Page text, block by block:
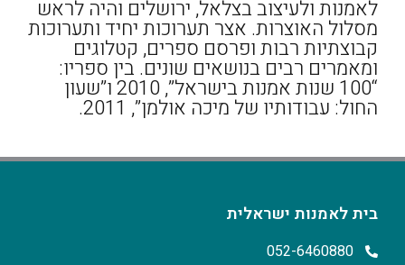
לאמנות ולעיצוב בצלאל, ירושלים והיה לראש
מסלול האוצרות. אצר תערוכות יחיד ותערוכות
קבוצתיות רבות ופרסם ספרים, קטלוגים
ומאמרים רבים בנושאים שונים. בין ספריו:
“100 שנות אמנות בישראל”, 2010 ו”שעון
החול: עבודותיו של מיכה אולמן”, 2011.
בית לאמנות ישראלית
052-6460880